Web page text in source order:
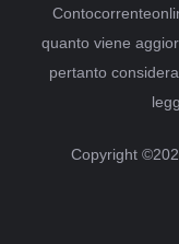
quanto viene
pertanto
Copyright